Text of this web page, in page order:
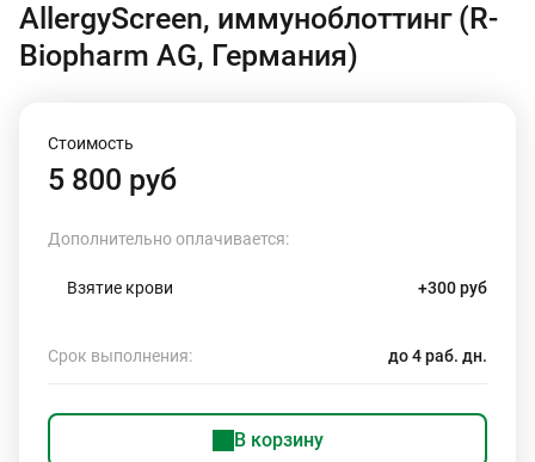
AllergyScreen, иммуноблоттинг (R-
Biopharm AG, Германия)
Стоимость
5 800 руб
Дополнительно оплачивается:
Взятие крови +300 руб
Срок выполнения: до 4 раб. дн.
В корзину